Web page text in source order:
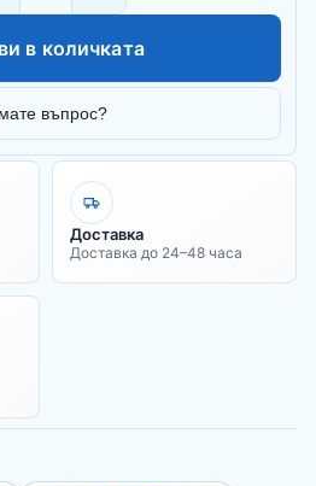
в количката
въпрос?
Доставка
Доставка до 24–48 часа